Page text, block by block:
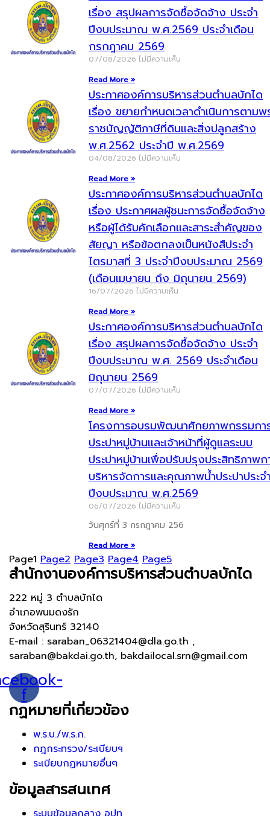
เรื่อง สรุปผลการจัดซื้อจัดจ้าง ประจำ
ปีงบประมาณ พ.ศ.2569 ประจำเดือน
กรกฎาคม 2569
07/08/2026 ไม่มีความเห็น
Read More »
ประกาศองค์การบริหารส่วนตำบลบักได
เรื่อง ขยายกำหนดเวลาดำเนินการตามพ
ราชบัญญัติภาษีที่ดินและสิ่งปลูกสร้าง
พ.ศ.2562 ประจำปี พ.ศ.2569
04/08/2026 ไม่มีความเห็น
Read More »
ประกาศองค์การบริหารส่วนตำบลบักได
เรื่อง ประกาศผลผู้ชนะการจัดซื้อจัดจ้าง
หรือผู้ได้รับคักเลือกและสาระสำคัญของ
สัยญา หรือข้อตกลงเป็นหนังสืประจำ
ไตรมาสที่ 3 ประจำปีงบประมาณ 2569
(เดือนเมษายน ถึง มิถุนายน 2569)
16/07/2026 ไม่มีความเห็น
Read More »
ประกาศองค์การบริหารส่วนตำบลบักได
เรื่อง สรุปผลการจัดซื้อจัดจ้าง ประจำ
ปีงบประมาณ พ.ศ. 2569 ประจำเดือน
มิถุนายน 2569
07/07/2026 ไม่มีความเห็น
Read More »
โครงการอบรมพัฒนาศักยภาพกรรมกา
ประปาหมู่บ้านและเจ้าหน้าที่ผู้ดูแลระบบ
ประปาหมู่บ้านเพื่อปรับปรุงประสิทธิภาพก
บริหารจัดการและคุณภาพน้ำประปาประจ
ปีงบประมาณ พ.ศ.2569
06/07/2026 ไม่มีความเห็น
วันศุกร์ที่ 3 กรกฎาคม 256
Read More »
Page1 Page2 Page3 Page4 Page5
สำนักงานองค์การบริหารส่วนตำบลบักได
222 หมู่ 3 ตำบลบักได
อำเภอพนมดงรัก
จังหวัดสุรินทร์ 32140
E-mail : saraban_06321404@dla.go.th ,
saraban@bakdai.go.th, bakdailocal.srn@gmail.com
f
กฏหมายที่เกี่ยวข้อง
พ.ร.บ./พ.ร.ก.
กฎกระทรวง/ระเบียบฯ
ระเบียบกฏหมายอื่นๆ
ข้อมูลสารสนเทศ